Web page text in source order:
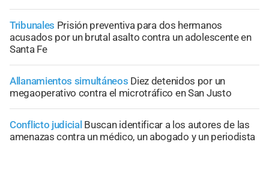
Tribunales Prisión preventiva para dos hermanos
acusados por un brutal asalto contra un adolescente en
Santa Fe
Allanamientos simultáneos Diez detenidos por un
megaoperativo contra el microtráfico en San Justo
Conflicto judicial Buscan identificar a los autores de las
amenazas contra un médico, un abogado y un periodista